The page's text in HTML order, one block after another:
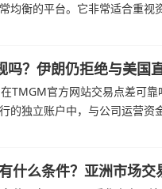
均衡的平台。它非常适合重视
官网交易资讯了解，零售
吗？伊朗仍拒绝与美国
TMGM官方网站交易点差可
的独立账户中，与公司运营资
什么条件？亚洲市场